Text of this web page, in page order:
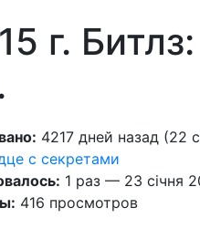
г.
4217 дней назад (22
с секретами
1 раз — 23 січня
416 просмотров